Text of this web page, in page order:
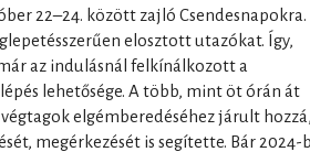
22–24. között zajló Csendesnapokra.
elosztott utazókat. Így,
az indulásnál felkínálkozott a
lehetősége. A több, mint öt órán át
elgémberedéséhez járult hozzá,
megérkezését is segítette. Bár 2024-